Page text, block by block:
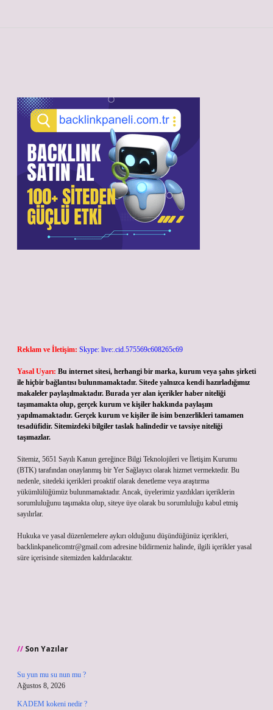
Reklam ve İletişim: Skype: live:.cid.575569c608265c69
Yasal Uyarı: Bu internet sitesi, herhangi bir marka, kurum veya şahıs şirketi
ile hiçbir bağlantısı bulunmamaktadır. Sitede yalnızca kendi hazırladığımız
makaleler paylaşılmaktadır. Burada yer alan içerikler haber niteliği
taşımamakta olup, gerçek kurum ve kişiler hakkında paylaşım
yapılmamaktadır. Gerçek kurum ve kişiler ile isim benzerlikleri tamamen
tesadüfidir. Sitemizdeki bilgiler taslak halindedir ve tavsiye niteliği
taşımazlar.
Sitemiz, 5651 Sayılı Kanun gereğince Bilgi Teknolojileri ve İletişim Kurumu
(BTK) tarafından onaylanmış bir Yer Sağlayıcı olarak hizmet vermektedir. Bu
nedenle, sitedeki içerikleri proaktif olarak denetleme veya araştırma
yükümlülüğümüz bulunmamaktadır. Ancak, üyelerimiz yazdıkları içeriklerin
sorumluluğunu taşımakta olup, siteye üye olarak bu sorumluluğu kabul etmiş
sayılırlar.
Hukuka ve yasal düzenlemelere aykırı olduğunu düşündüğünüz içerikleri,
backlinkpanelicomtr@gmail.com adresine bildirmeniz halinde, ilgili içerikler yasal
süre içerisinde sitemizden kaldırılacaktır.
Son Yazılar
Su yun mu su nun mu ?
Ağustos 8, 2026
KADEM kokeni nedir ?